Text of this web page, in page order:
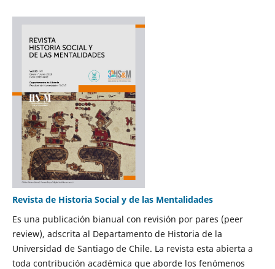
Revista de Historia Social y de las Mentalidades
Es una publicación bianual con revisión por pares (peer
review), adscrita al Departamento de Historia de la
Universidad de Santiago de Chile. La revista esta abierta a
toda contribución académica que aborde los fenómenos